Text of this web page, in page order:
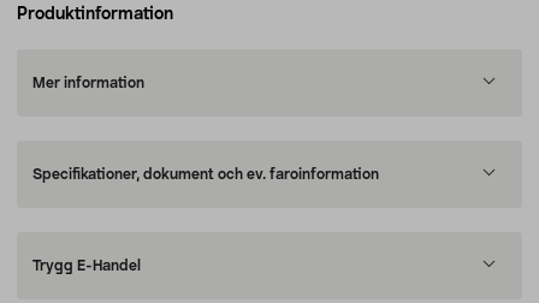
Produktinformation
Mer information
Specifikationer, dokument och ev. faroinformation
Trygg E-Handel